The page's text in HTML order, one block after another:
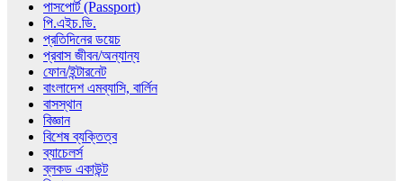
পাসপোর্ট (Passport)
পি.এইচ.ডি.
প্রতিদিনের ডয়েচ
প্রবাস জীবন/অন্যান্য
ফোন/ইন্টারনেট
বাংলাদেশ এমব্যাসি, বার্লিন
বাসস্থান
বিজ্ঞান
বিশেষ ব্যক্তিত্ব
ব্যাচেলর্স
ব্লকড একাউন্ট